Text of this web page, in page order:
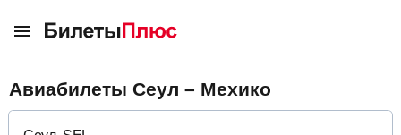
Авиабилеты Сеул – Мехико